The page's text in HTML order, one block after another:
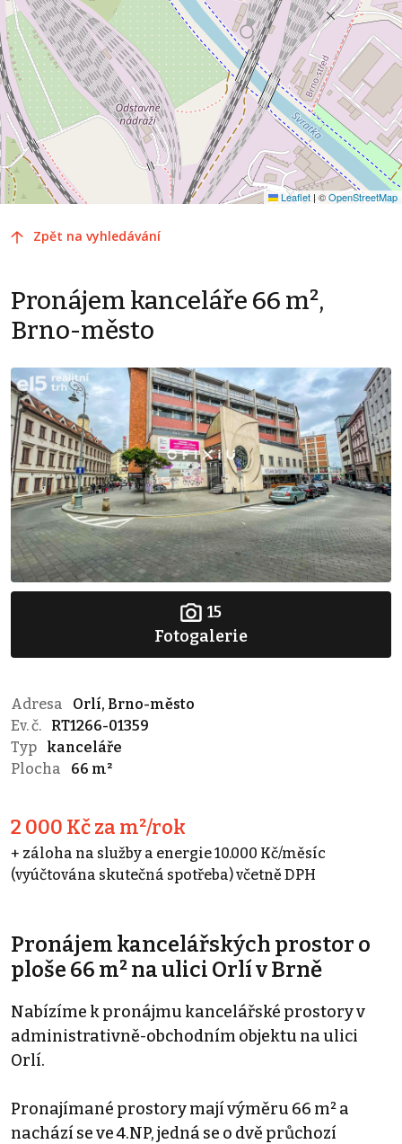
Leaflet | ©OpenStreetMap
Zpět na vyhledávání
Pronájem kanceláře 66 m²,
Brno-město
15
Fotogalerie
Adresa
Orlí, Brno-město
Ev. č.
RT1266-01359
Typ
kanceláře
Plocha
66 m²
2 000 Kč za m²/rok
+ záloha na služby a energie 10.000 Kč/měsíc
(vyúčtována skutečná spotřeba) včetně DPH
Pronájem kancelářských prostor o
ploše 66 m² na ulici Orlí v Brně
Nabízíme k pronájmu kancelářské prostory v
administrativně-obchodním objektu na ulici
Orlí.
Pronajímané prostory mají výměru 66 m² a
nachází se ve 4.NP, jedná se o dvě průchozí